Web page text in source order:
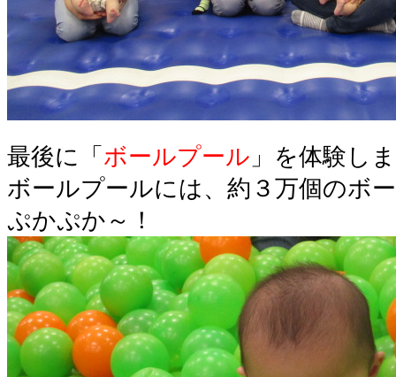
最後に「 ボールプール 」を体験し
ボールプールには、約３万個のボ
ぷかぷか～！